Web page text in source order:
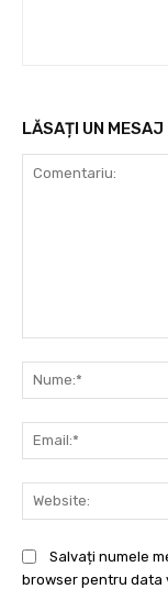
LĂSAȚI UN MESAJ
Salvați numele
browser pentru data